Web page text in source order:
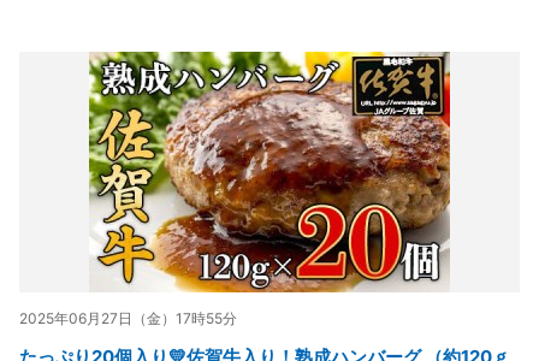
2025年06月27日（金）17時55分